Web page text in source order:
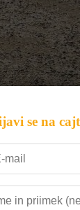
se na